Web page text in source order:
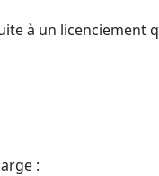
à un licenciement
: